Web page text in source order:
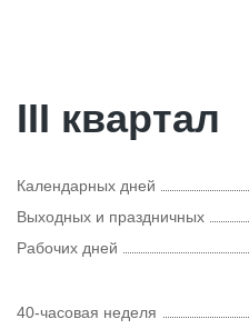
III квартал
Календарных дней
Выходных и праздничных
Рабочих дней
40-часовая неделя